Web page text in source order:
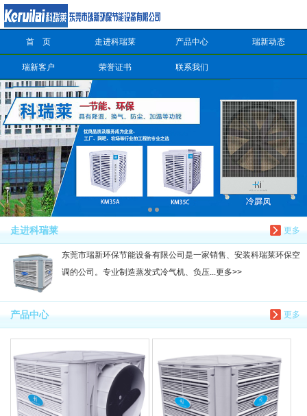
首 页 走进科瑞莱 产品中心 瑞新动态
瑞新客户 荣誉证书 联系我们
更多
走进科瑞莱
东莞市瑞新环保节能设备有限公司是一家销售、安装科瑞莱环保空
调的公司。专业制造蒸发式冷气机、负压...更多>>
更多
产品中心
信息搜索